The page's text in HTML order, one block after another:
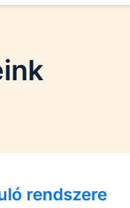
rendszere